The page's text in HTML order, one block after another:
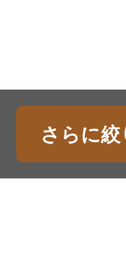
さらに